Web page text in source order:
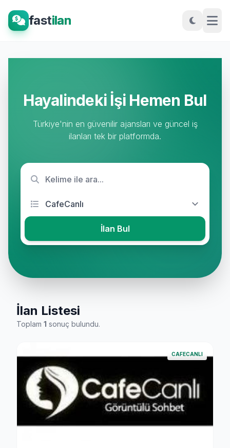
fastilan
Hayalindeki İşi Hemen Bul
Türkiye'nin en güvenilir ajansları ve güncel iş
ilanları tek bir platformda.
İlan Bul
İlan Listesi
Toplam 1 sonuç bulundu.
CAFECANLI